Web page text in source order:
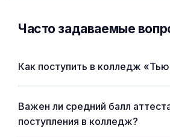
Часто задаваемые
Как поступить в колледж
Важен ли средний балл
поступления в колледж?